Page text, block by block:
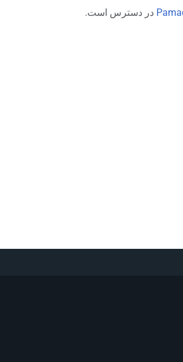
در دسترس است.